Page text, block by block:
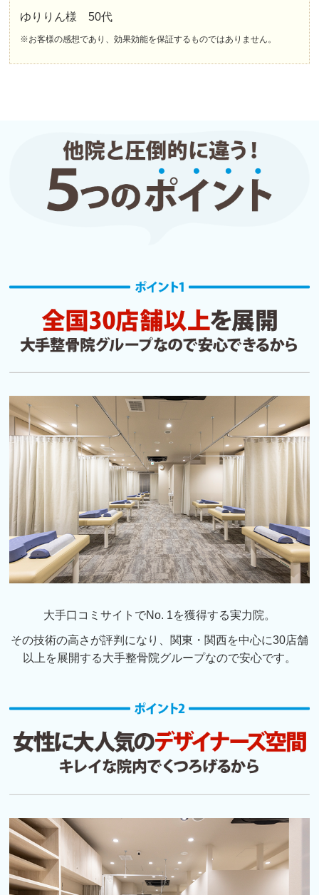
ゆりりん様 50代
※お客様の感想であり、効果効能を保証するものではありません。
大手口コミサイトでNo. 1を獲得する実力院。
その技術の高さが評判になり、関東・関西を中心に30店舗
以上を展開する大手整骨院グループなので安心です。